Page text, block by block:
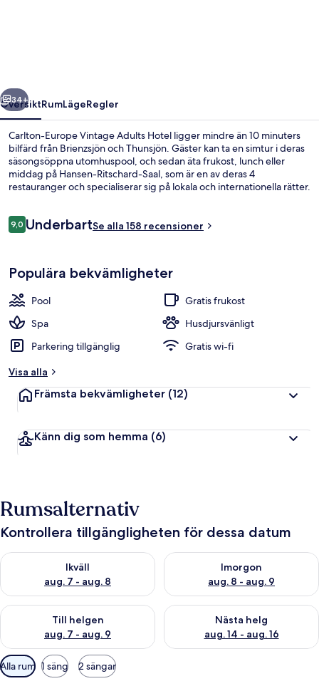
Nästa
34+
ÖversiktRumLägeRegler
Carlton-Europe Vintage Adults Hotel ligger mindre än 10 minuters
bilfärd från Brienzsjön och Thunsjön. Gäster kan ta en simtur i deras
säsongsöppna utomhuspool, och sedan äta frukost, lunch eller
middag på Hansen-Ritschard-Saal, som är en av deras 4
restauranger och specialiserar sig på lokala och internationella rätter.
Recensioner
9,09,0 av 10,
UnderbartSe alla 158 recensioner
Populära bekvämligheter
Pool
Gratis frukost
Spa
Husdjursvänligt
Parkering tillgänglig
Gratis wi-fi
Visa alla
Främsta bekvämligheter (12)
Känn dig som hemma (6)
Rumsalternativ
Kontrollera tillgängligheten för dessa datum
Ikväll
aug. 7 - aug. 8
Kontrollera tillgängligheten för ikväll aug. 7 - aug. 8
Imorgon
aug. 8 - aug. 9
Kontrollera tillgängligheten
Till helgen
aug. 7 - aug. 9
Kontrollera tillgängligheten för den här helgen aug. 7 - aug. 9
Nästa helg
aug. 14 - aug. 16
Kontrollera tillgängligheten
Tillgängliga
filter
Alla rum 1 säng 2 sängar